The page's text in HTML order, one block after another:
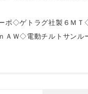
◇ゲトラグ社製６Ｍ
ＡＷ◇電動チルトサンル